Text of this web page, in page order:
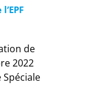
de
2022